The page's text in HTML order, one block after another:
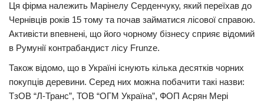
Ця фірма належить Марінелу Серденчуку, який переїхав до
Чернівців років 15 тому та почав займатися лісової справою.
Активісти впевнені, що його чорному бізнесу сприяє відомий
в Румунії контрабандист лісу Frunze.
Також відомо, що в Україні існують кілька десятків чорних
покупців деревини. Серед них можна побачити такі назви:
ТзОВ “Л-Транс”, ТОВ “ОГМ Україна”, ФОП Асрян Мері